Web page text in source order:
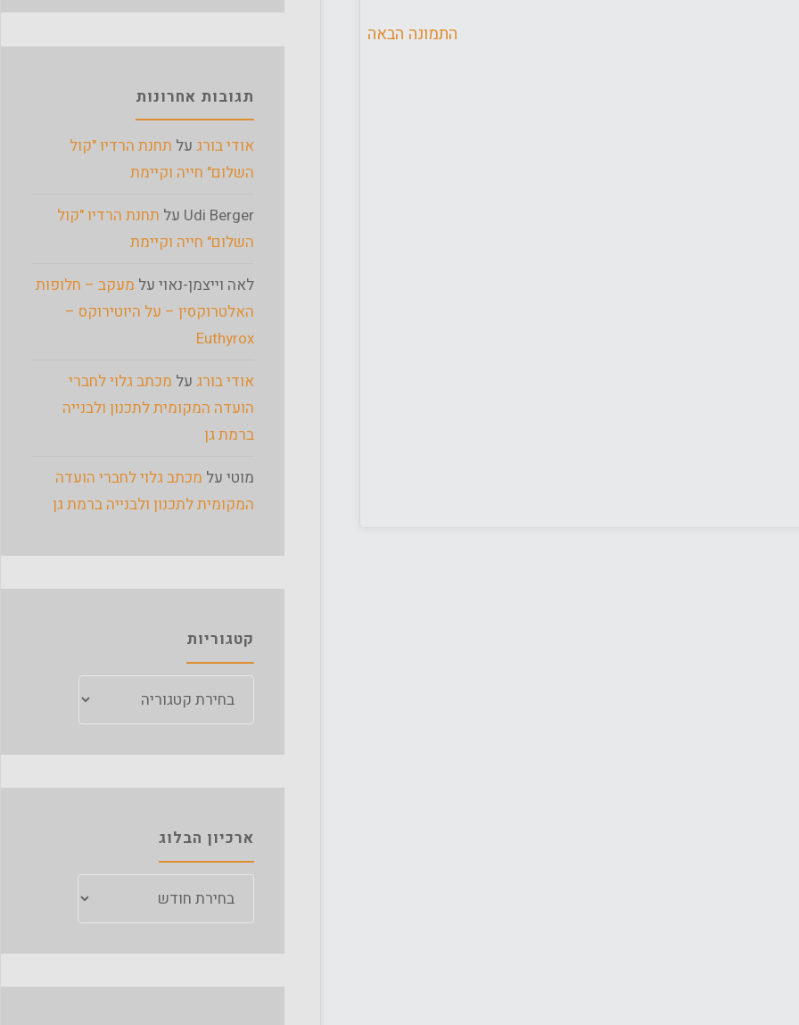
התמונה הבאה
תגובות אחרונות
אודי בורג על תחנת הרדיו "קול
השלום" חייה וקיימת
Udi Berger על תחנת הרדיו "קול
השלום" חייה וקיימת
לאה וייצמן-נאוי על מעקב – חלופות
האלטרוקסין – על היוטירוקס –
Euthyrox
אודי בורג על מכתב גלוי לחברי
הועדה המקומית לתכנון ולבנייה
ברמת גן
מוטי על מכתב גלוי לחברי הועדה
המקומית לתכנון ולבנייה ברמת גן
קטגוריות
ארכיון הבלוג